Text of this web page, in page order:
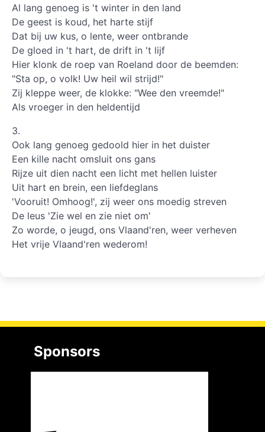
Al lang genoeg is 't winter in den land
De geest is koud, het harte stijf
Dat bij uw kus, o lente, weer ontbrande
De gloed in 't hart, de drift in 't lijf
Hier klonk de roep van Roeland door de beemden:
"Sta op, o volk! Uw heil wil strijd!"
Zij kleppe weer, de klokke: "Wee den vreemde!"
Als vroeger in den heldentijd
3.
Ook lang genoeg gedoold hier in het duister
Een kille nacht omsluit ons gans
Rijze uit dien nacht een licht met hellen luister
Uit hart en brein, een liefdeglans
'Vooruit! Omhoog!', zij weer ons moedig streven
De leus 'Zie wel en zie niet om'
Zo worde, o jeugd, ons Vlaand'ren, weer verheven
Het vrije Vlaand'ren wederom!
Sponsors